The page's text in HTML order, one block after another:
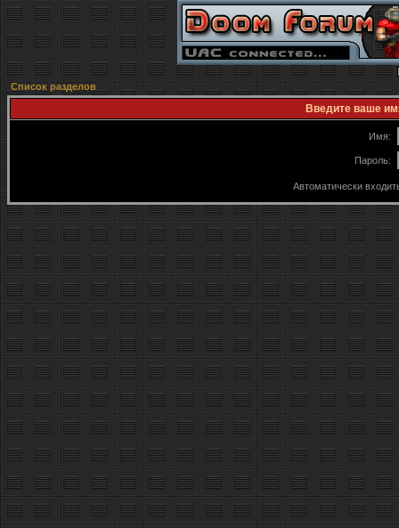
Список разделов
Введите ваше
Имя:
Пароль:
Автоматически